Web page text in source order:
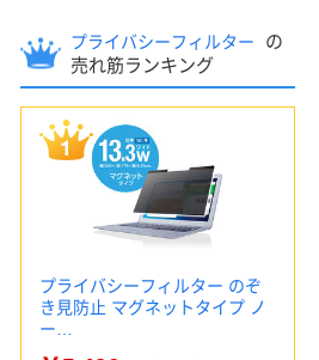
プライバシーフィルター
の
売れ筋ランキング
プライバシーフィルター のぞ
き見防止 マグネットタイプ ノ
ー…